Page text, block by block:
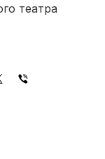
театра